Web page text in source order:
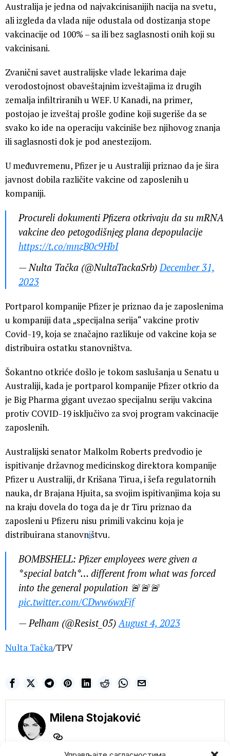
Australija je jedna od najvakcinisanijih nacija na svetu,
ali izgleda da vlada nije odustala od dostizanja stope
vakcinacije od 100% – sa ili bez saglasnosti onih koji su
vakcinisani.
Zvanični savet australijske vlade lekarima daje
verodostojnost obaveštajnim izveštajima iz drugih
zemalja infiltriranih u WEF. U Kanadi, na primer,
postojao je izveštaj prošle godine koji sugeriše da se
svako ko ide na operaciju vakciniše bez njihovog znanja
ili saglasnosti dok je pod anestezijom.
U međuvremenu, Pfizer je u Australiji priznao da je šira
javnost dobila različite vakcine od zaposlenih u
kompaniji.
Procureli dokumenti Pfizera otkrivaju da su mRNA
vakcine deo petogodišnjeg plana depopulacije
https://t.co/mnzB0c9HbI
— Nulta Tačka (@NultaTackaSrb)December 31,
2023
Portparol kompanije Pfizer je priznao da je zaposlenima
u kompaniji data „specijalna serija“ vakcine protiv
Covid-19, koja se značajno razlikuje od vakcine koja se
distribuira ostatku stanovništva.
Šokantno otkriće došlo je tokom saslušanja u Senatu u
Australiji, kada je portparol kompanije Pfizer otkrio da
je Big Pharma gigant uvezao specijalnu seriju vakcina
protiv COVID-19 isključivo za svoj program vakcinacije
zaposlenih.
Australijski senator Malkolm Roberts predvodio je
ispitivanje državnog medicinskog direktora kompanije
Pfizer u Australiji, dr Krišana Tirua, i šefa regulatornih
nauka, dr Brajana Hjuita, sa svojim ispitivanjima koja su
na kraju dovela do toga da je dr Tiru priznao da
zaposleni u Pfizeru nisu primili vakcinu koja je
distribuirana stanovništvu.
BOMBSHELL: Pfizer employees were given a
*special batch*… different from what was forced
into the general population 🚨🚨🚨
pic.twitter.com/CDww6wxFif
— Pelham (@Resist_05)August 4, 2023
Nulta Tačka/TPV
Milena Stojaković